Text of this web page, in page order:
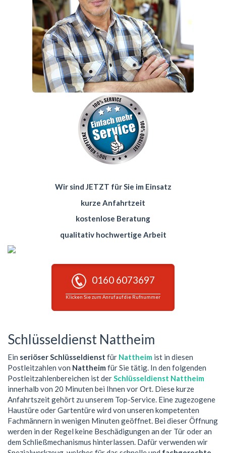
Wir sind JETZT für Sie im Einsatz
kurze Anfahrtzeit
kostenlose Beratung
qualitativ hochwertige Arbeit
0160 6073697
Klicken Sie zum Anruf auf die Rufnummer
Schlüsseldienst Nattheim
Ein seriöser Schlüsseldienst für Nattheim ist in diesen
Postleitzahlen von Nattheim für Sie tätig. In den folgenden
Postleitzahlenbereichen ist derSchlüsseldienst Nattheim
innerhalb von 20 Minuten bei Ihnen vor Ort. Diese kurze
Anfahrtszeit gehört zu unserem Top-Service. Eine zugezogene
Haustüre oder Gartentüre wird von unseren kompetenten
Fachmännern in wenigen Minuten geöffnet. Bei dieser Öffnung
werden in der Regel keine Beschädigungen an der Tür oder an
dem Schließmechanismus hinterlassen. Dafür verwenden wir